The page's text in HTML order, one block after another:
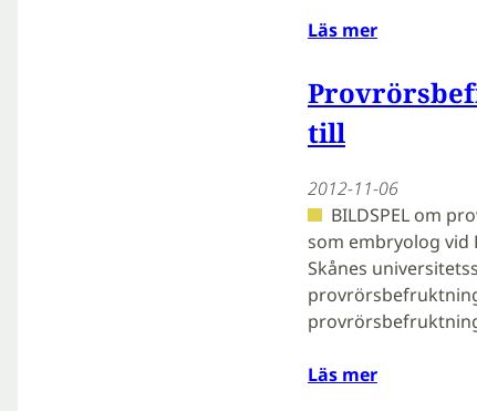
Läs mer
till
2012-11-06
BILDSPEL om
som embryolog vid
Skånes
Läs mer